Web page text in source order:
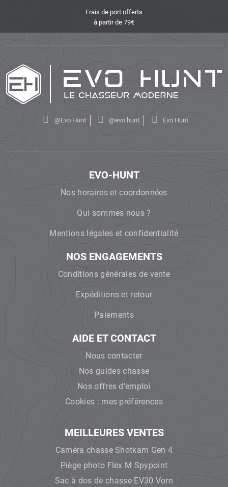
Frais de port offerts
à partir de 79€
@Evo Hunt @evo.hunt Evo Hunt
EVO-HUNT
Nos horaires et coordonnées
Qui sommes nous ?
Mentions légales et confidentialité
NOS ENGAGEMENTS
Conditions générales de vente
Expéditions et retour
Paiements
AIDE ET CONTACT
Nous contacter
Nos guides chasse
Nos offres d'emploi
Cookies : mes préférences
MEILLEURES VENTES
Caméra chasse Shotkam Gen 4
Piège photo Flex M Spypoint
Sac à dos de chasse EV30 Vorn